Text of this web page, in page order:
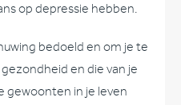
op depressie hebben.
bedoeld en om je te
en die van je
gewoonten in je leven